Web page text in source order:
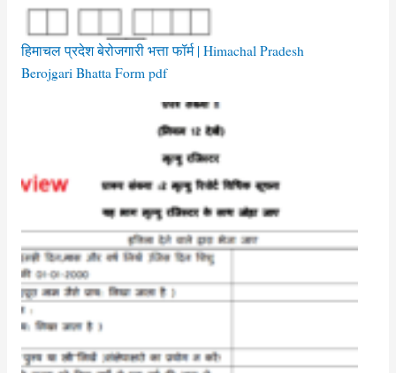
हिमाचल प्रदेश बेरोजगारी भत्ता फॉर्म | Himachal Pradesh
Berojgari Bhatta Form pdf